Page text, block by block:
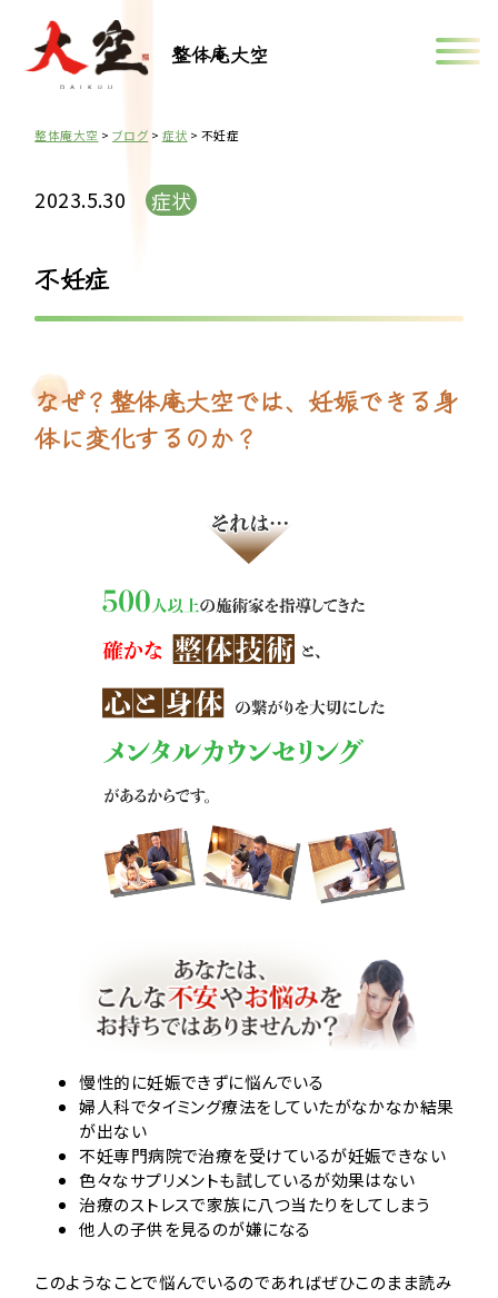
整体庵大空
整体庵大空 > ブログ > 症状 > 不妊症
2023.5.30 症状
不妊症
なぜ？整体庵大空では、妊娠できる身
体に変化するのか？
慢性的に妊娠できずに悩んでいる
婦人科でタイミング療法をしていたがなかなか結果
が出ない
不妊専門病院で治療を受けているが妊娠できない
色々なサプリメントも試しているが効果はない
治療のストレスで家族に八つ当たりをしてしまう
他人の子供を見るのが嫌になる
このようなことで悩んでいるのであればぜひこのまま読み